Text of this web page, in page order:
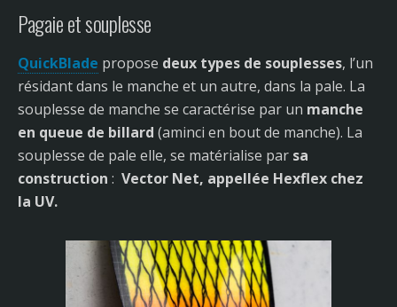
Pagaie et souplesse
QuickBlade propose deux types de souplesses, l’un
résidant dans le manche et un autre, dans la pale. La
souplesse de manche se caractérise par un manche
en queue de billard (aminci en bout de manche). La
souplesse de pale elle, se matérialise par sa
construction : Vector Net, appellée Hexflex chez
la UV.